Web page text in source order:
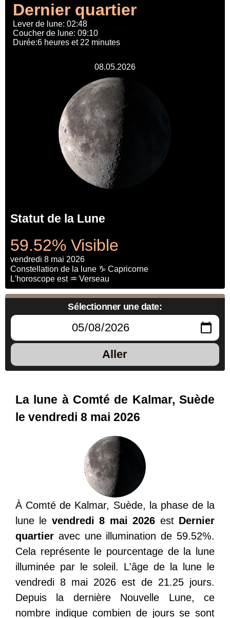
Dernier quartier
Lever de lune: 02:48
Coucher de lune: 09:10
Durée:6 heures et 22 minutes
08.05.2026
Statut de la Lune
59.52% Visible
vendredi 8 mai 2026
Constellation de la lune ♑ Capricorne
L'horoscope est ♒ Verseau
Sélectionner une date:
Aller
La lune à Comté de Kalmar, Suède
le vendredi 8 mai 2026
À Comté de Kalmar, Suède, la phase de la
lune le vendredi 8 mai 2026 est Dernier
quartier avec une illumination de 59.52%.
Cela représente le pourcentage de la lune
illuminée par le soleil. L'âge de la lune le
vendredi 8 mai 2026 est de 21.25 jours.
Depuis la dernière Nouvelle Lune, ce
nombre indique combien de jours se sont